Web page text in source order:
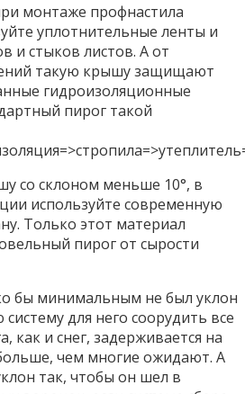
монтаже профнастила
уплотнительные ленты и
и стыков листов. А от
такую крышу защищают
гидроизоляционные
пирог такой
со склоном меньше 10°, в
используйте современную
Только этот материал
пирог от сырости
бы минимальным не был уклон
для него соорудить все
как и снег, задерживается на
чем многие ожидают. А
так, чтобы он шел в